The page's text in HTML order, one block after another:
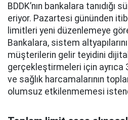
BDDK’nın bankalara tanıdığı
eriyor. Pazartesi gününden
limitleri yeni düzenlemeye
Bankalara, sistem
müşterilerin gelir teyidini
gerçekleştirmeleri için ayrıca
ve sağlık harcamalarının
olumsuz etkilenmemesi